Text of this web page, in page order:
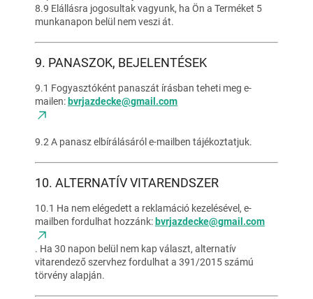
8.9 Elállásra jogosultak vagyunk, ha Ön a Terméket 5
munkanapon belül nem veszi át.
9. PANASZOK, BEJELENTÉSEK
9.1 Fogyasztóként panaszát írásban teheti meg e-
mailen: bvrjazdecke@gmail.com
9.2 A panasz elbírálásáról e-mailben tájékoztatjuk.
10. ALTERNATÍV VITARENDSZER
10.1 Ha nem elégedett a reklamáció kezelésével, e-
mailben fordulhat hozzánk: bvrjazdecke@gmail.com
. Ha 30 napon belül nem kap választ, alternatív
vitarendező szervhez fordulhat a 391/2015 számú
törvény alapján.